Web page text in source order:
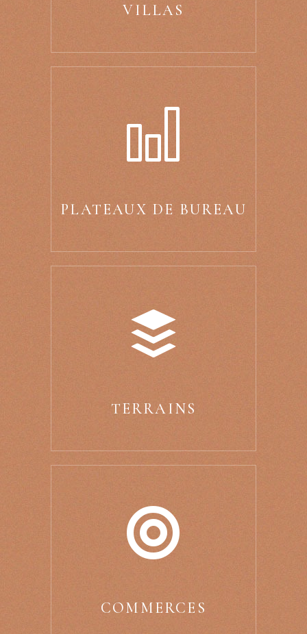
VILLAS
PLATEAUX DE BUREAU
TERRAINS
COMMERCES